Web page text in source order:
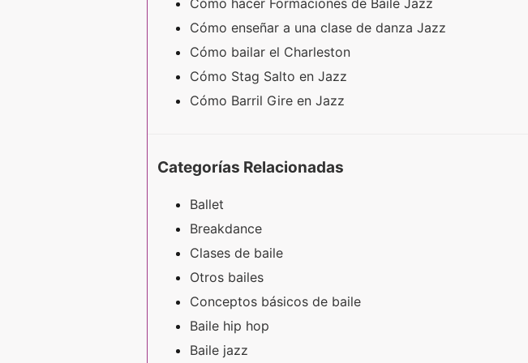
Cómo hacer Formaciones de Baile Jazz
Cómo enseñar a una clase de danza Jazz
Cómo bailar el Charleston
Cómo Stag Salto en Jazz
Cómo Barril Gire en Jazz
Categorías Relacionadas
Ballet
Breakdance
Clases de baile
Otros bailes
Conceptos básicos de baile
Baile hip hop
Baile jazz